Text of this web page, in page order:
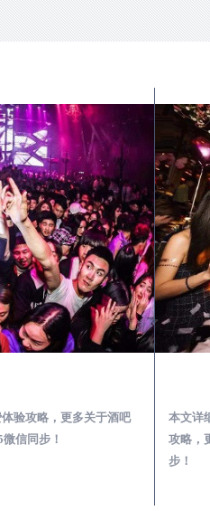
验攻略，更多关于酒吧
信同步！
本文详
攻略，
步！